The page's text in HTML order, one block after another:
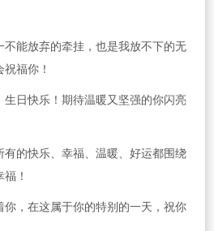
不能放弃的牵挂，也是我放不下的无
福你！
生日快乐！期待温暖又坚强的你闪亮
有的快乐、幸福、温暖、好运都围绕
！
你，在这属于你的特别的一天，祝你